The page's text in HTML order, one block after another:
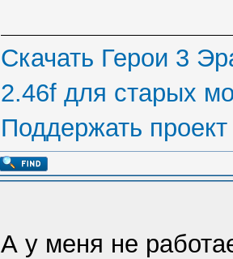
Скачать Герои 3
2.46f для старых
Поддержать проект
А у меня не